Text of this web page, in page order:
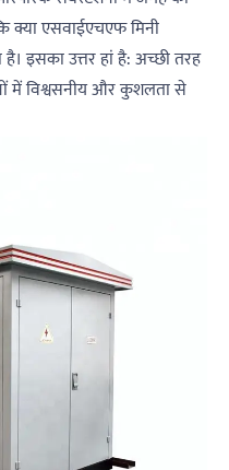
क्या एसवाईएचएफ मिनी
इसका उत्तर हां है: अच्छी तरह
में विश्वसनीय और कुशलता से